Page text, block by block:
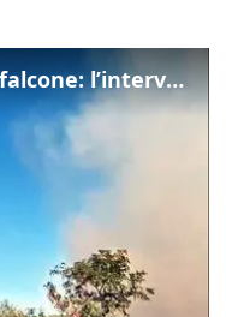
Incendio tra Duino e Monfalcone: l’intervento dei vigili del fuoco